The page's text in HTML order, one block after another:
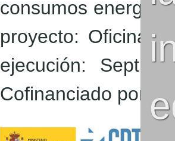
consumos
proyecto: Oficinas
ejecución:
Cofinanciado por